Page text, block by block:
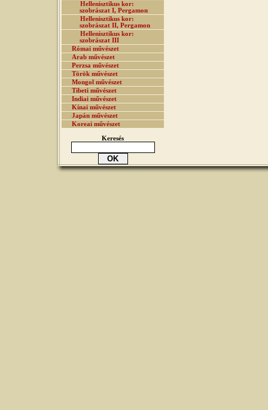
Hellenisztikus kor:
szobrászat I, Pergamon
Hellenisztikus kor:
szobrászat II, Pergamon
Hellenisztikus kor:
szobrászat III
Római művészet
Arab művészet
Perzsa művészet
Török művészet
Mongol művészet
Tibeti művészet
Indiai művészet
Kínai művészet
Japán művészet
Koreai művészet
Keresés